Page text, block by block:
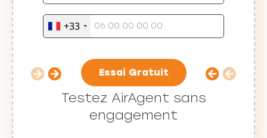
+33
Essai Gratuit
Testez AirAgent sans
engagement